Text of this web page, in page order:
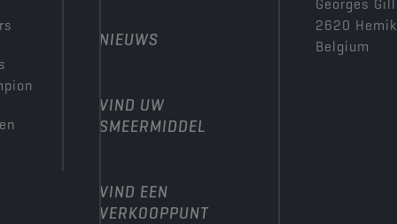
NIEUWS
VIND UW
SMEERMIDDEL
VIND EEN
VERKOOPPUNT
Georges
2620
Belgium